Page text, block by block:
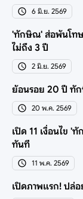
6 มิ.ย. 2569
'ทักษิณ' ส่อพ้นโทษ
ไม่ถึง 3 ปี
2 มิ.ย. 2569
ย้อนรอย 20 ปี ทั
20 พ.ค. 2569
เปิด 11 เงื่อนไข
ทันที
11 พ.ค. 2569
เปิดภาพแรก! ปล่